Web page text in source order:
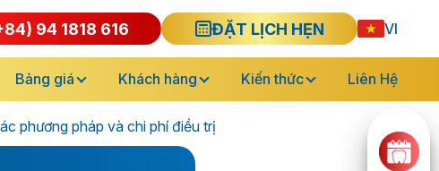
94 1818 616 ĐẶT LỊCH HẸN VI
Bảng giá Khách hàng Kiến thức Liên Hệ
phương pháp và chi phí điều trị